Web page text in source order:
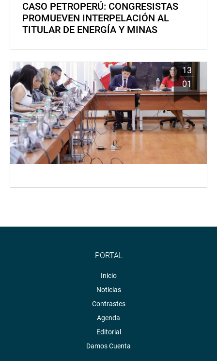
CASO PETROPERÚ: CONGRESISTAS
PROMUEVEN INTERPELACIÓN AL
TITULAR DE ENERGÍA Y MINAS
13
01
PORTAL
Inicio
Noticias
Contrastes
Agenda
Editorial
Damos Cuenta